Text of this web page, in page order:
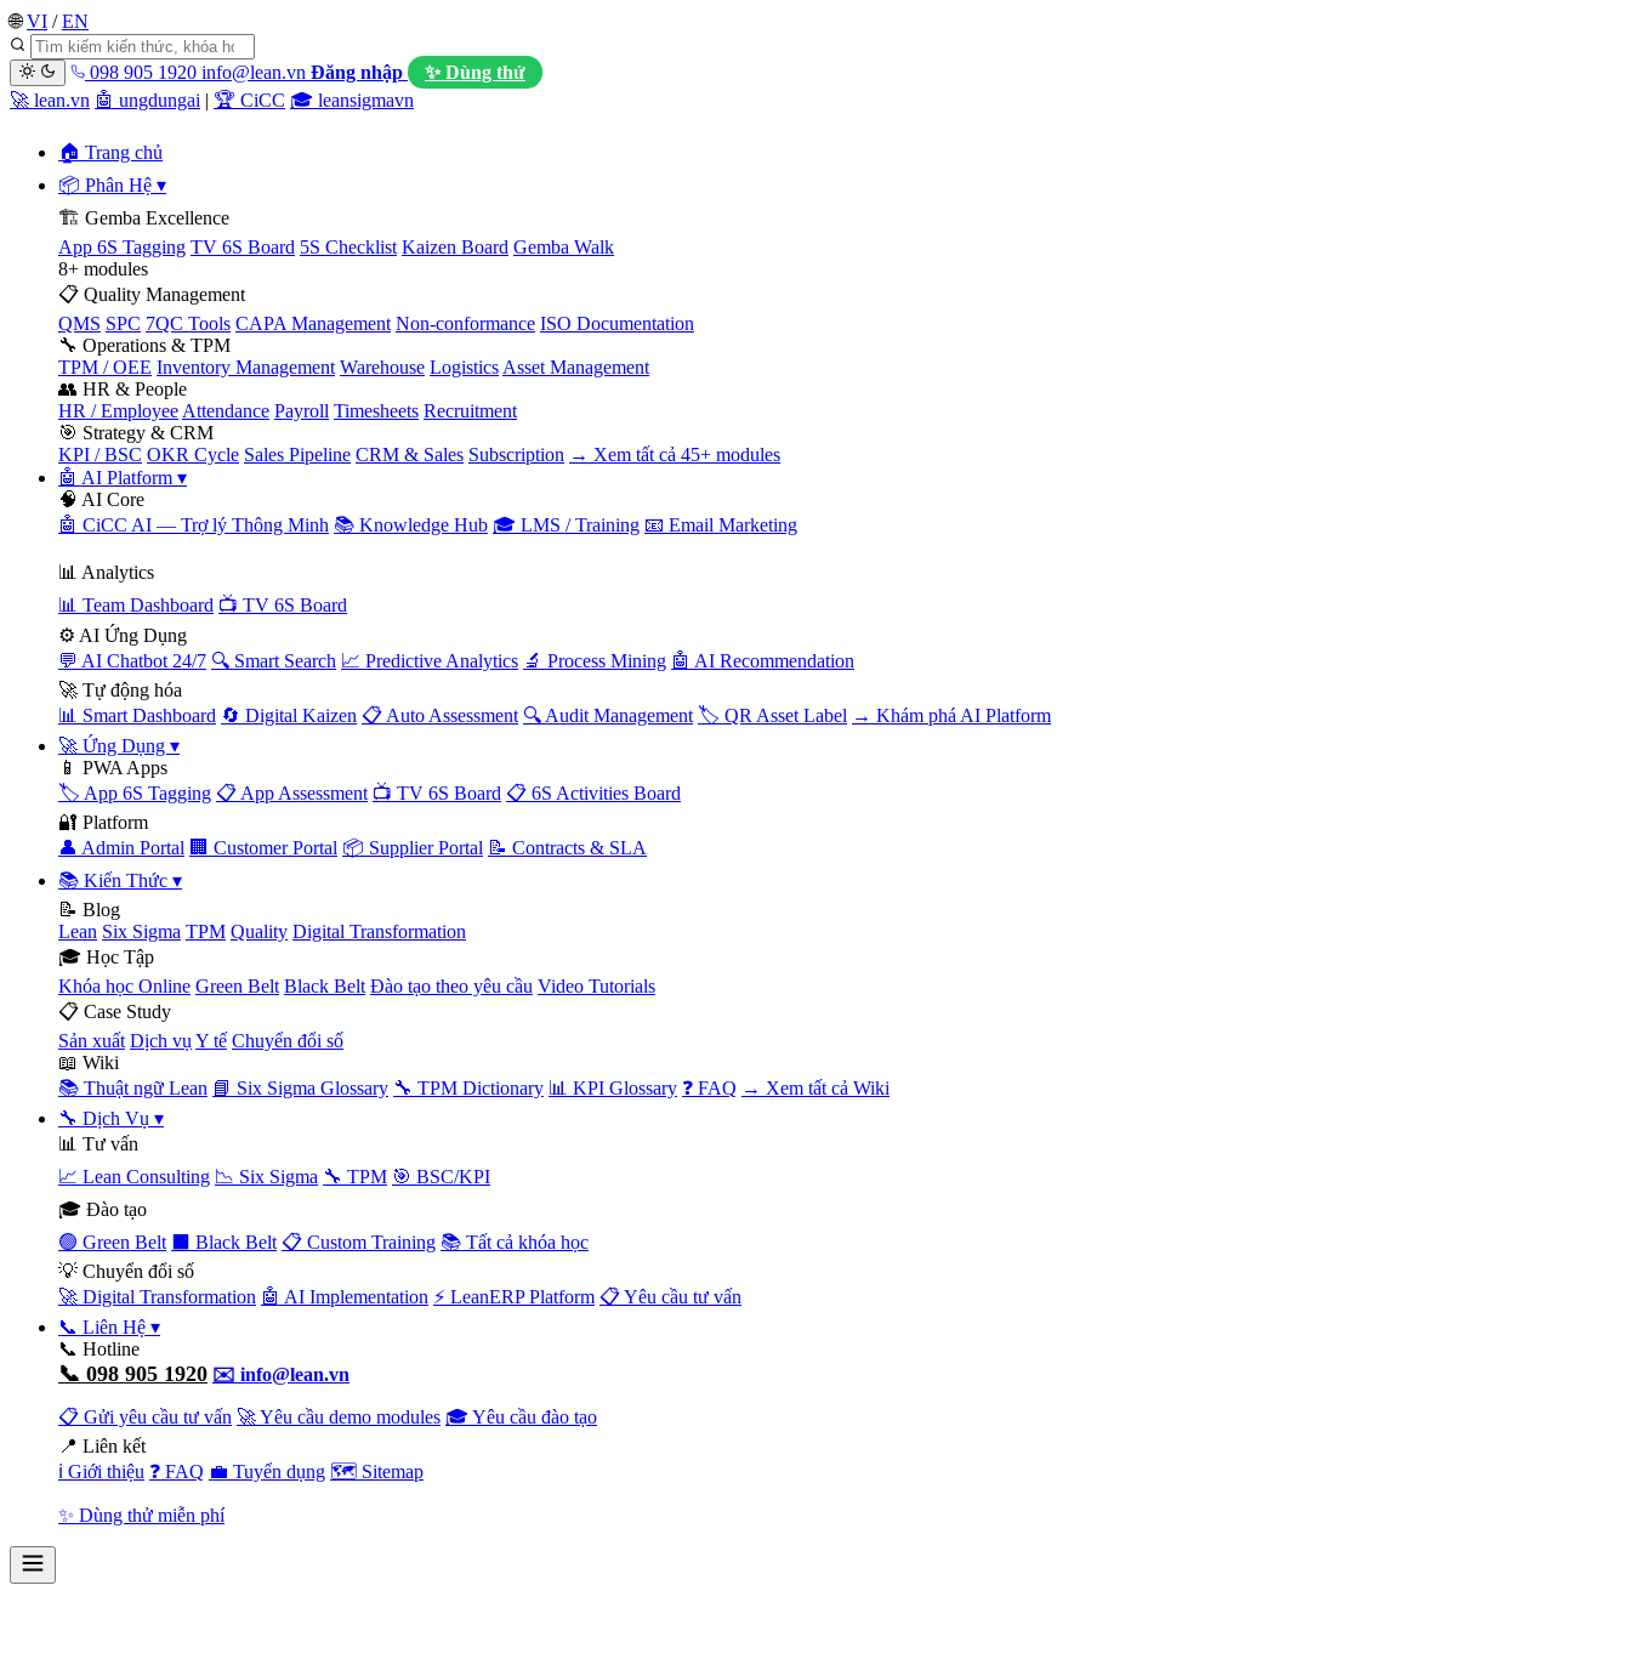
🌐 VI / EN
098 905 1920 info@lean.vn Đăng nhập
✨ Dùng thử
🚀 lean.vn 🤖 ungdungai | 🏆 CiCC 🎓 leansigmavn
🏠 Trang chủ
📦 Phân Hệ ▾
🏗️ Gemba Excellence
App 6S Tagging TV 6S Board 5S Checklist Kaizen Board Gemba Walk
8+ modules
📋 Quality Management
QMS SPC 7QC Tools CAPA Management Non-conformance ISO Documentation
🔧 Operations & TPM
TPM / OEE Inventory Management Warehouse Logistics Asset Management
👥 HR & People
HR / Employee Attendance Payroll Timesheets Recruitment
🎯 Strategy & CRM
KPI / BSC OKR Cycle Sales Pipeline CRM & Sales Subscription → Xem tất cả 45+ modules
🤖 AI Platform ▾
🧠 AI Core
🤖 CiCC AI — Trợ lý Thông Minh 📚 Knowledge Hub 🎓 LMS / Training 📧 Email Marketing
📊 Analytics
📊 Team Dashboard 📺 TV 6S Board
⚙️ AI Ứng Dụng
💬 AI Chatbot 24/7 🔍 Smart Search 📈 Predictive Analytics 🔬 Process Mining 🤖 AI Recommendation
🚀 Tự động hóa
📊 Smart Dashboard 🔄 Digital Kaizen 📋 Auto Assessment 🔍 Audit Management 🏷️ QR Asset Label → Khám phá AI Platform
🚀 Ứng Dụng ▾
📱 PWA Apps
🏷️ App 6S Tagging 📋 App Assessment 📺 TV 6S Board 📋 6S Activities Board
🔐 Platform
👤 Admin Portal 🏢 Customer Portal 📦 Supplier Portal 📝 Contracts & SLA
📚 Kiến Thức ▾
📝 Blog
Lean Six Sigma TPM Quality Digital Transformation
🎓 Học Tập
Khóa học Online Green Belt Black Belt Đào tạo theo yêu cầu Video Tutorials
📋 Case Study
Sản xuất Dịch vụ Y tế Chuyển đổi số
📖 Wiki
📚 Thuật ngữ Lean 📘 Six Sigma Glossary 🔧 TPM Dictionary 📊 KPI Glossary ❓ FAQ → Xem tất cả Wiki
🔧 Dịch Vụ ▾
📊 Tư vấn
📈 Lean Consulting 📉 Six Sigma 🔧 TPM 🎯 BSC/KPI
🎓 Đào tạo
🟢 Green Belt
⬛ Black Belt 📋 Custom Training 📚 Tất cả khóa học
💡 Chuyển đổi số
🚀 Digital Transformation 🤖 AI Implementation ⚡ LeanERP Platform 📋 Yêu cầu tư vấn
📞 Liên Hệ ▾
📞 Hotline
📞 098 905 1920 ✉️ info@lean.vn
📋 Gửi yêu cầu tư vấn 🚀 Yêu cầu demo modules 🎓 Yêu cầu đào tạo
📍 Liên kết
ℹ️ Giới thiệu ❓ FAQ 💼 Tuyển dụng 🗺️ Sitemap
✨ Dùng thử miễn phí